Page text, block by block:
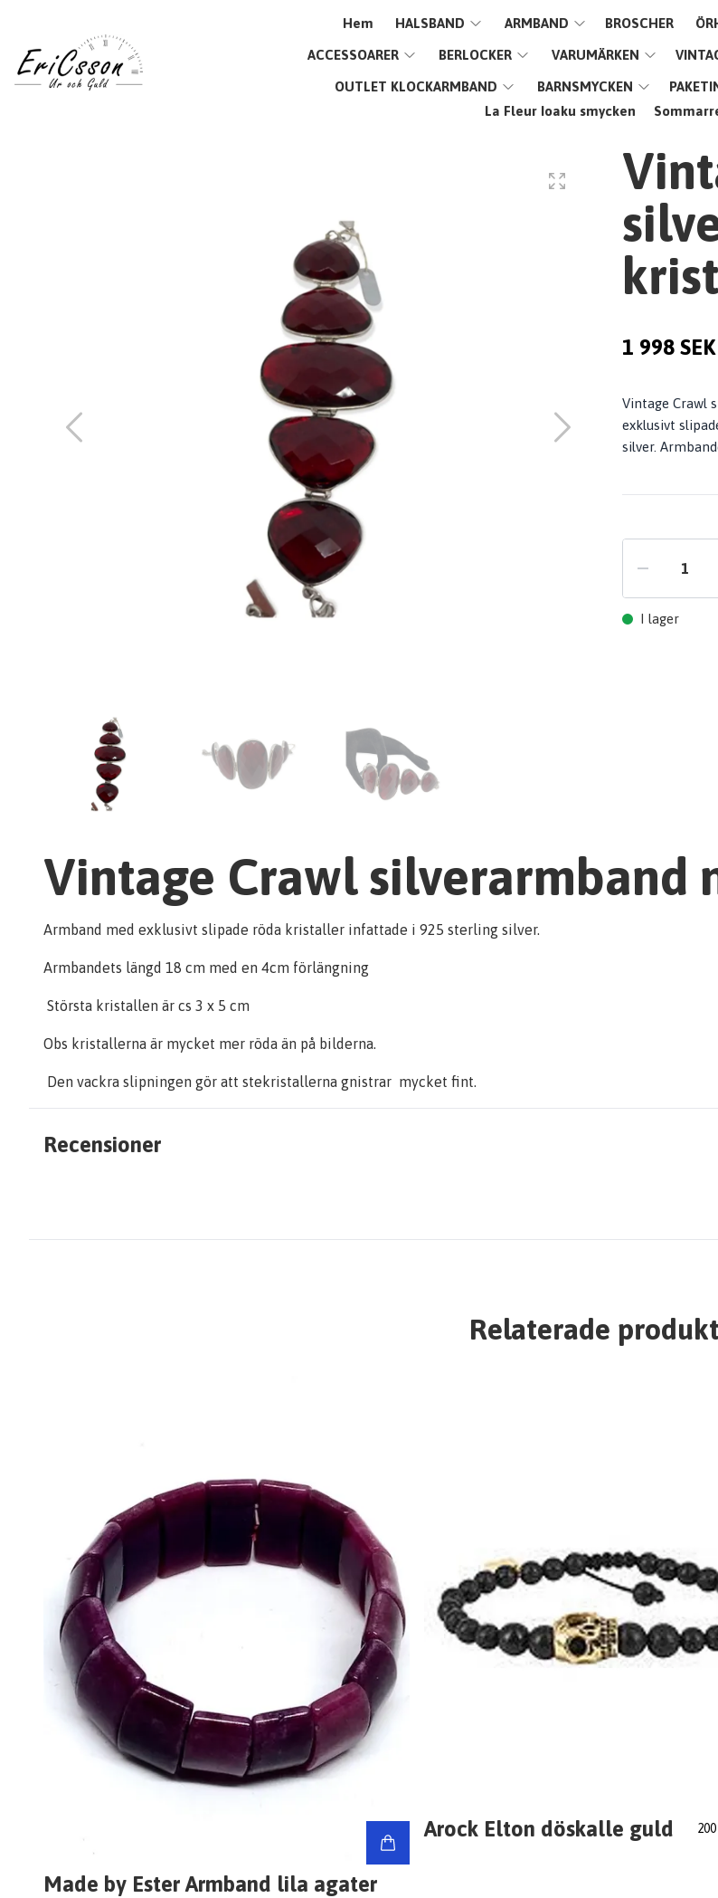
Hem HALSBAND ARMBAND BROSCHER
ACCESSOARER BERLOCKER VARUMÄRKEN
OUTLET KLOCKARMBAND BARNSMYCKEN
La Fleur Ioaku smycken
1 998 SEK
Vintage Crawl
exklusivt
silver.
I lager
Vintage Crawl silverarmband
Armband med exklusivt slipade röda kristaller infattade i 925 sterling silver.
Armbandets längd 18 cm med en 4cm förlängning
Största kristallen är cs 3 x 5 cm
Obs kristallerna är mycket mer röda än på bilderna.
Den vackra slipningen gör att stekristallerna gnistrar mycket fint.
Recensioner
Relaterade
Made by Ester Armband lila agater
Arock Elton döskalle guld